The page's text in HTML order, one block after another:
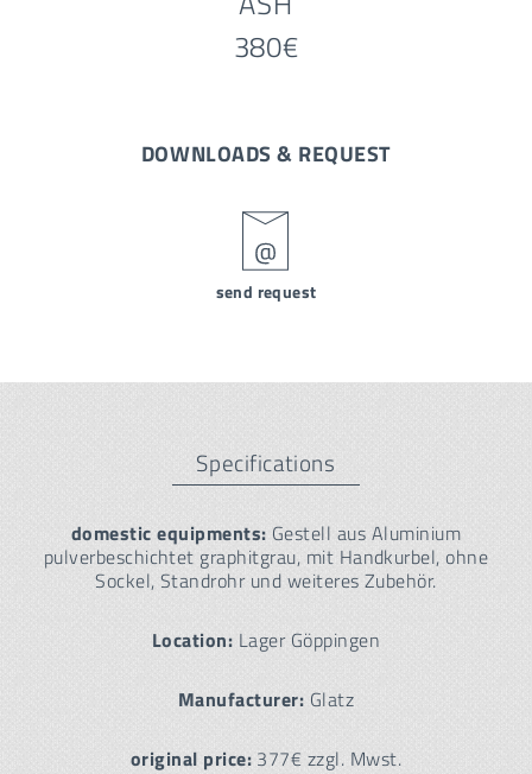
380€
DOWNLOADS & REQUEST
send request
Specifications
domestic equipments: Gestell aus Aluminium
pulverbeschichtet graphitgrau, mit Handkurbel, ohne
Sockel, Standrohr und weiteres Zubehör.
Location: Lager Göppingen
Manufacturer: Glatz
original price: 377€ zzgl. Mwst.